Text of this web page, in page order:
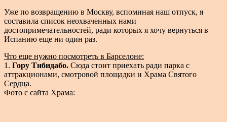
Уже по возвращению в Москву, вспоминая наш отпуск, я
составила список неохваченных нами
достопримечательностей, ради которых я хочу вернуться в
Испанию еще ни один раз.
Что еще нужно посмотреть в Барселоне:
1. Гору Тибидабо. Сюда стоит приехать ради парка с
аттракционами, смотровой площадки и Храма Святого
Сердца.
Фото с сайта Храма: